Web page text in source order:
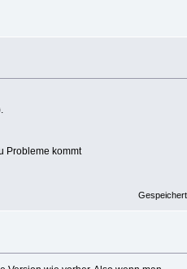
Probleme kommt
Gespeichert